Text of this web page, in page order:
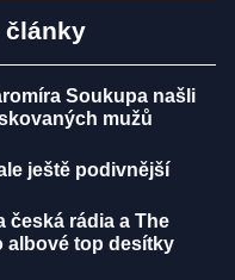
články
Soukupa našli
mužů
ještě podivnější
česká rádia a The
albové top desítky